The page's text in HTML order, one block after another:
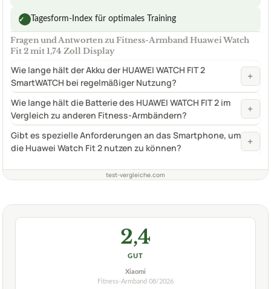
✓ Tagesform-Index für optimales Training
Fragen und Antworten zu Fitness-Armband Huawei Watch
Fit 2 mit 1,74 Zoll Display
Wie lange hält der Akku der HUAWEI WATCH FIT 2
SmartWATCH bei regelmäßiger Nutzung?
+
Wie lange hält die Batterie des HUAWEI WATCH FIT 2 im
Vergleich zu anderen Fitness-Armbändern?
+
Gibt es spezielle Anforderungen an das Smartphone, um
die Huawei Watch Fit 2 nutzen zu können?
+
test-vergleiche.com
2,4
GUT
Xiaomi
Fitness-Armband 08/2026